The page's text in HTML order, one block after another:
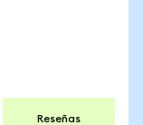
Reseñas